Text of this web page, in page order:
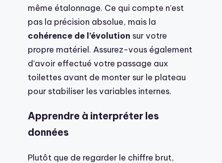
même étalonnage. Ce qui compte n’est
pas la précision absolue, mais la
cohérence de l’évolution sur votre
propre matériel. Assurez-vous également
d’avoir effectué votre passage aux
toilettes avant de monter sur le plateau
pour stabiliser les variables internes.
Apprendre à interpréter les
données
Plutôt que de regarder le chiffre brut,